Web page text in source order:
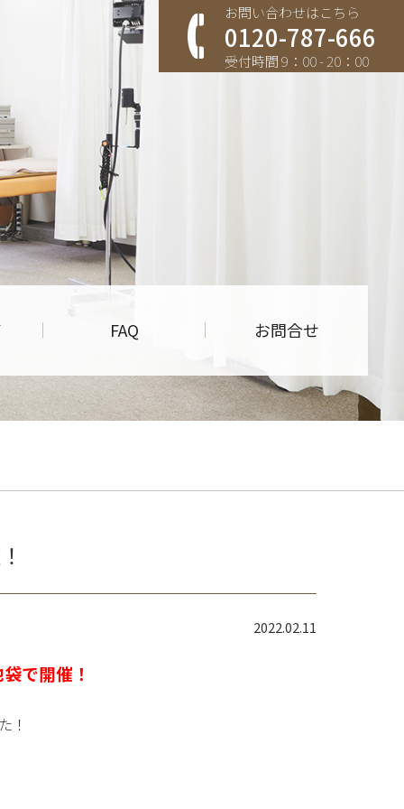
お問い合わせはこちら
0120-787-666
受付時間 9：00 - 20：00
FAQ お問合せ
2022.02.11
で開催！
！